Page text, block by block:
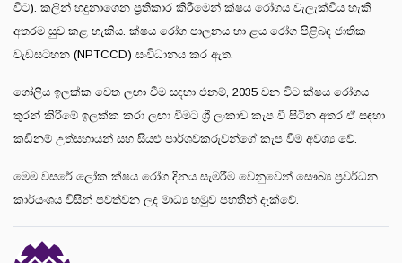
විට). කලින් හදුනාගෙන ප්‍රතිකාර කිරීමෙන් ක්ෂය රෝගය වැලැක්විය හැකි
අතරම සුව කළ හැකිය. ක්ෂය රෝග පාලනය හා ළය රෝග පිළිබඳ ජාතික
වැඩසටහන (NPTCCD) සංවිධානය කර ඇත.
ගෝලීය ඉලක්ක වෙත ලඟා වීම සඳහා එනම්, 2035 වන විට ක්ෂය රෝගය
තුරන් කිරිමේ ඉලක්ක කරා ලඟා වීමට ශ්‍රී ලංකාව කැප වී සිටින අතර ඒ සඳහා
කඩිනම් උත්සහායන් සහ සියළු පාර්ශවකරුවන්ගේ කැප වීම අවශ්‍ය වේ.
මෙම වසරේ ලෝක ක්ෂය රෝග දිනය සැමරීම වෙනුවෙන් සෞඛ්‍ය ප්‍රවර්ධන
කාර්යංශය විසින් පවත්වන ලද මාධ්‍ය හමුව පහතින් දැක්වේ.